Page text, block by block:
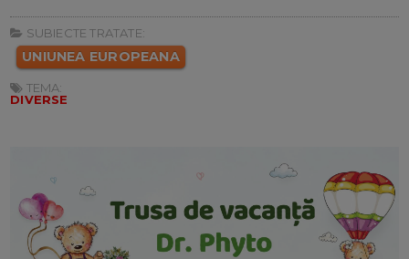
SUBIECTE TRATATE:
UNIUNEA EUROPEANA
TEMA:
DIVERSE